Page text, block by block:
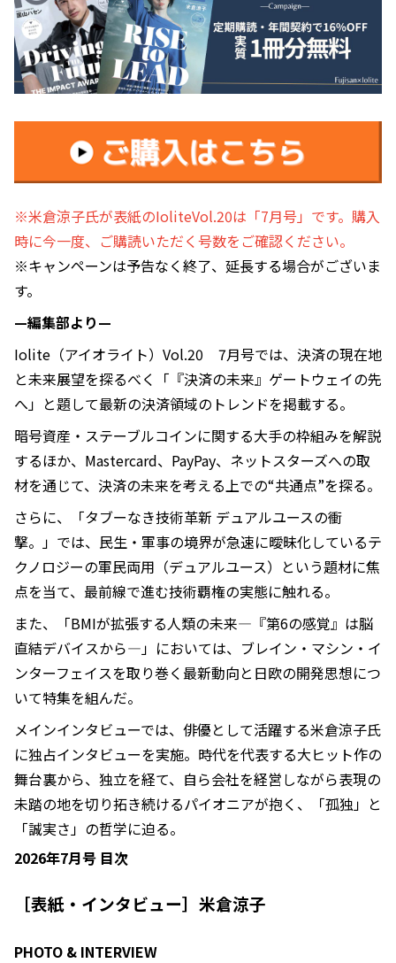
※米倉涼子氏が表紙のIoliteVol.20は「7月号」です。購入
時に今一度、ご購読いただく号数をご確認ください。
※キャンペーンは予告なく終了、延長する場合がございま
す。
—編集部より—
Iolite（アイオライト）Vol.20 7月号では、決済の現在地
と未来展望を探るべく「『決済の未来』ゲートウェイの先
へ」と題して最新の決済領域のトレンドを掲載する。
暗号資産・ステーブルコインに関する大手の枠組みを解説
するほか、Mastercard、PayPay、ネットスターズへの取
材を通じて、決済の未来を考える上での“共通点”を探る。
さらに、「タブーなき技術革新 デュアルユースの衝
撃。」では、民生・軍事の境界が急速に曖昧化しているテ
クノロジーの軍民両用（デュアルユース）という題材に焦
点を当て、最前線で進む技術覇権の実態に触れる。
また、「BMIが拡張する人類の未来―『第6の感覚』は脳
直結デバイスから―」においては、ブレイン・マシン・イ
ンターフェイスを取り巻く最新動向と日欧の開発思想につ
いて特集を組んだ。
メインインタビューでは、俳優として活躍する米倉涼子氏
に独占インタビューを実施。時代を代表する大ヒット作の
舞台裏から、独立を経て、自ら会社を経営しながら表現の
未踏の地を切り拓き続けるパイオニアが抱く、「孤独」と
「誠実さ」の哲学に迫る。
2026年7月号 目次
［表紙・インタビュー］米倉涼子
PHOTO & INTERVIEW